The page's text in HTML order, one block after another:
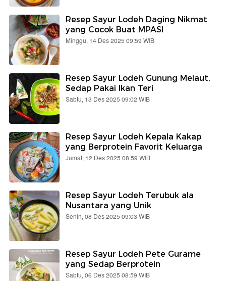
Resep Sayur Lodeh Daging Nikmat
yang Cocok Buat MPASI
Minggu, 14 Des 2025 09:59 WIB
Resep Sayur Lodeh Gunung Melaut,
Sedap Pakai Ikan Teri
Sabtu, 13 Des 2025 09:02 WIB
Resep Sayur Lodeh Kepala Kakap
yang Berprotein Favorit Keluarga
Jumat, 12 Des 2025 08:59 WIB
Resep Sayur Lodeh Terubuk ala
Nusantara yang Unik
Senin, 08 Des 2025 09:03 WIB
Resep Sayur Lodeh Pete Gurame
yang Sedap Berprotein
Sabtu, 06 Des 2025 08:59 WIB